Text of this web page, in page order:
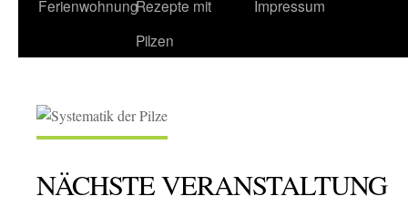
FerienwohnungRezepte mit
Pilzen
Impressum
NÄCHSTE VERANSTALTUNG